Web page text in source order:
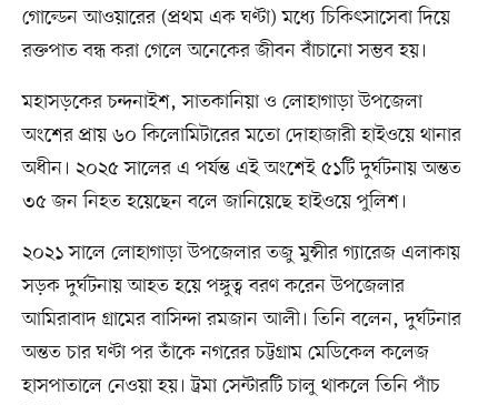
গোল্ডেন আওয়ারের (প্রথম এক ঘণ্টা) মধ্যে চিকিৎসাসেবা দিয়ে
রক্তপাত বন্ধ করা গেলে অনেকের জীবন বাঁচানো সম্ভব হয়।
মহাসড়কের চন্দনাইশ, সাতকানিয়া ও লোহাগাড়া উপজেলা
অংশের প্রায় ৬০ কিলোমিটারের মতো দোহাজারী হাইওয়ে থানার
অধীন। ২০২৫ সালের এ পর্যন্ত এই অংশেই ৫১টি দুর্ঘটনায় অন্তত
৩৫ জন নিহত হয়েছেন বলে জানিয়েছে হাইওয়ে পুলিশ।
২০২১ সালে লোহাগাড়া উপজেলার তজু মুন্সীর গ্যারেজ এলাকায়
সড়ক দুর্ঘটনায় আহত হয়ে পঙ্গুত্ব বরণ করেন উপজেলার
আমিরাবাদ গ্রামের বাসিন্দা রমজান আলী। তিনি বলেন, দুর্ঘটনার
অন্তত চার ঘণ্টা পর তাঁকে নগরের চট্টগ্রাম মেডিকেল কলেজ
হাসপাতালে নেওয়া হয়। ট্রমা সেন্টারটি চালু থাকলে তিনি পাঁচ